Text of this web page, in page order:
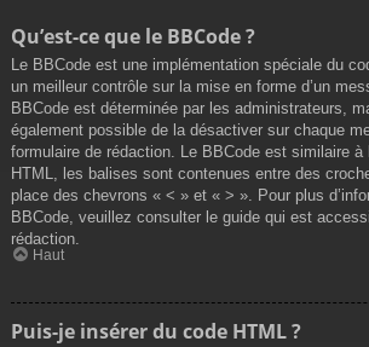
Qu’est-ce que le BBCode ?
Le BBCode est une implémentation spéciale du
un meilleur contrôle sur la mise en forme d’un
BBCode est déterminée par les administrateurs,
également possible de la désactiver sur chaque
formulaire de rédaction. Le BBCode est similaire à
HTML, les balises sont contenues entre des
place des chevrons « < » et « > ». Pour plus
BBCode, veuillez consulter le guide qui est
rédaction.
Haut
Puis-je insérer du code HTML ?